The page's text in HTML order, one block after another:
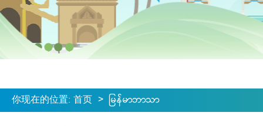
你现在的位置: 首页 > မြန်မာဘာသာ